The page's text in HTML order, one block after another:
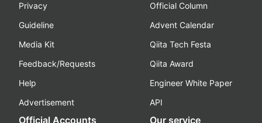
Privacy
Guideline
Media Kit
Feedback/Requests
Help
Advertisement
Official Column
Advent Calendar
Qiita Tech Festa
Qiita Award
Engineer White Paper
API
Official Accounts Our service